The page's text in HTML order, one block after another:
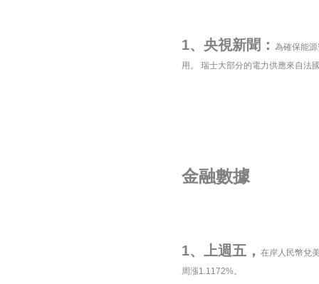
1、央視新聞： 為確保能
用。 瑞士大部分的電力供應來自法
金融數據
1、上週五， 在岸人民幣兌
周漲1.1172%。